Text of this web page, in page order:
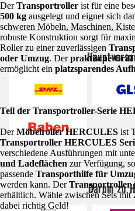
DerTransportroller ist für eine
500 kg ausgelegt und eignet sich
schweren Möbeln, Maschinen,
robuste Konstruktion sorgt für
Roller zu einer zuverlässigen
oder Umzug. Derpraktische Griff
ermöglicht ein platzsparendes
Teil der Transportroller-Serie
DerMöbelroller HERCULES ist
Transportroller HERCULES
verschiedene Ausführungen mit
und Ladeflächenzur Verfügung,
passende Transporthilfe für
werden kann. DerTransportroller
erhältlich. Wähle zwischen Sets mit
dabei richtig Geld!
Darum zu